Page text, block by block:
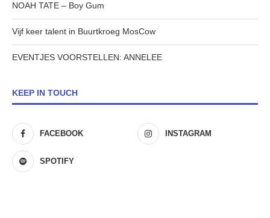
NOAH TATE – Boy Gum
Vijf keer talent in Buurtkroeg MosCow
EVENTJES VOORSTELLEN: ANNELEE
KEEP IN TOUCH
FACEBOOK INSTAGRAM
SPOTIFY